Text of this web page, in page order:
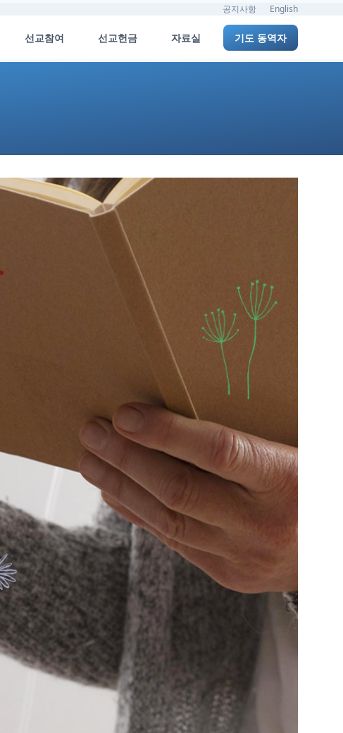
공지사항 English
선교참여 선교헌금 자료실 기도 동역자